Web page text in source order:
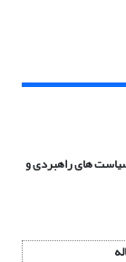
های راهبردی و